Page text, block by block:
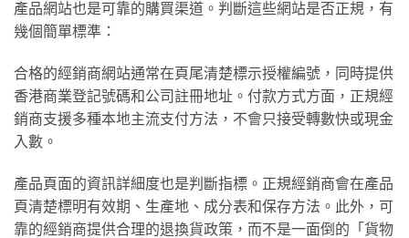
產品網站也是可靠的購買渠道。判斷這些網站是否正規，有
幾個簡單標準：
合格的經銷商網站通常在頁尾清楚標示授權編號，同時提供
香港商業登記號碼和公司註冊地址。付款方式方面，正規經
銷商支援多種本地主流支付方法，不會只接受轉數快或現金
入數。
產品頁面的資訊詳細度也是判斷指標。正規經銷商會在產品
頁清楚標明有效期、生產地、成分表和保存方法。此外，可
靠的經銷商提供合理的退換貨政策，而不是一面倒的「貨物